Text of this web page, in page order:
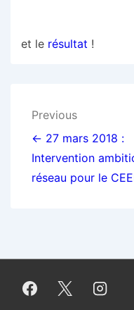
et le résultat !
Navigation
de
l’article
Previous
← 27 mars 2018 :
Intervention
réseau pour le